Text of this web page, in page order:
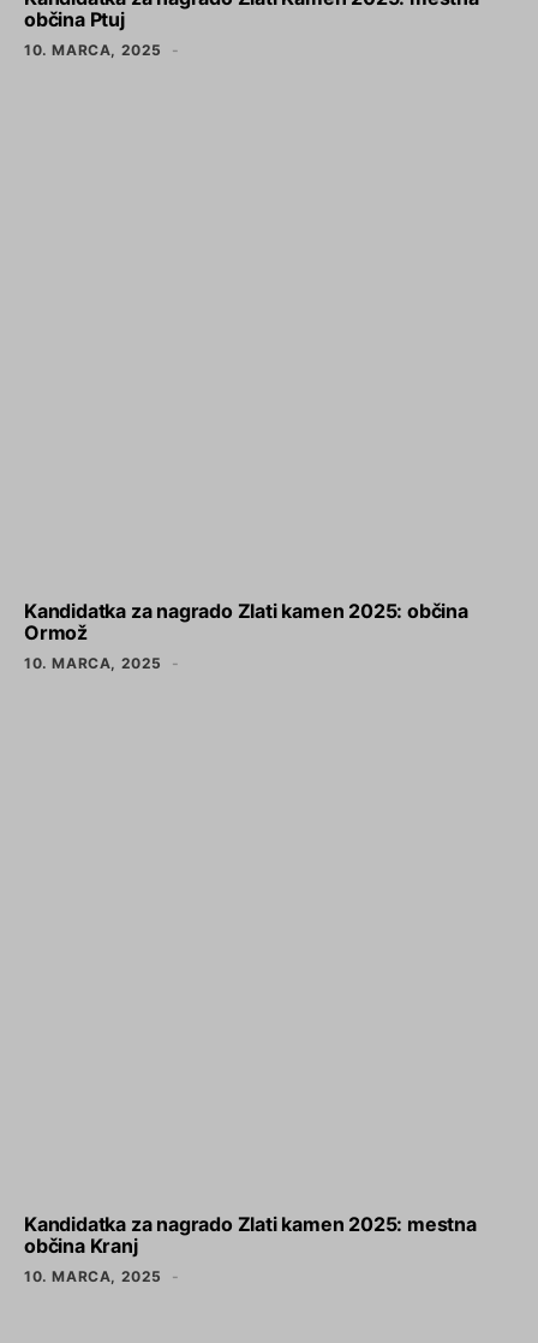
občina Ptuj
10. MARCA, 2025
Kandidatka za nagrado Zlati kamen 2025: občina
Ormož
10. MARCA, 2025
Kandidatka za nagrado Zlati kamen 2025: mestna
občina Kranj
10. MARCA, 2025